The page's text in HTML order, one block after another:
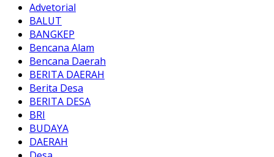
Advetorial
BALUT
BANGKEP
Bencana Alam
Bencana Daerah
BERITA DAERAH
Berita Desa
BERITA DESA
BRI
BUDAYA
DAERAH